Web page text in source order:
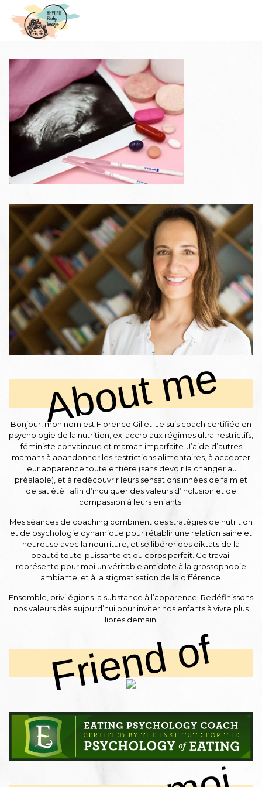
HYPOTHALAMIC AMENORRHEA
& PREGNANCY
5 mai 2026
About me
Bonjour, mon nom est Florence Gillet. Je suis coach certifiée en
psychologie de la nutrition, ex-accro aux régimes ultra-restrictifs,
féministe convaincue et maman imparfaite. J’aide d’autres
mamans à abandonner les restrictions alimentaires, à accepter
leur apparence toute entière (sans devoir la changer au
préalable), et à redécouvrir leurs sensations innées de faim et
de satiété ; afin d’inculquer des valeurs d’inclusion et de
compassion à leurs enfants.
Mes séances de coaching combinent des stratégies de nutrition
et de psychologie dynamique pour rétablir une relation saine et
heureuse avec la nourriture, et se libérer des diktats de la
beauté toute-puissante et du corps parfait. Ce travail
représente pour moi un véritable antidote à la grossophobie
ambiante, et à la stigmatisation de la différence.
Ensemble, privilégions la substance à l’apparence. Redéfinissons
nos valeurs dès aujourd’hui pour inviter nos enfants à vivre plus
libres demain.
Friend of